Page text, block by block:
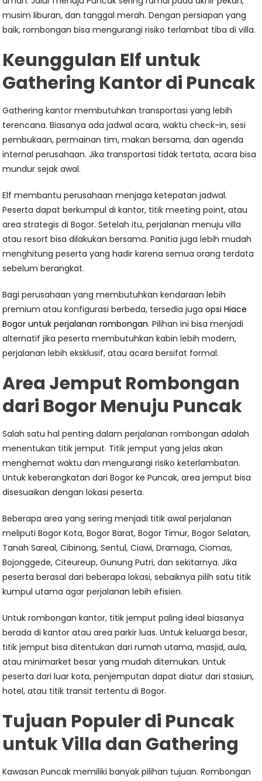
musim liburan, dan tanggal merah. Dengan persiapan yang
baik, rombongan bisa mengurangi risiko terlambat tiba di villa.
Keunggulan Elf untuk
Gathering Kantor di Puncak
Gathering kantor membutuhkan transportasi yang lebih
terencana. Biasanya ada jadwal acara, waktu check-in, sesi
pembukaan, permainan tim, makan bersama, dan agenda
internal perusahaan. Jika transportasi tidak tertata, acara bisa
mundur sejak awal.
Elf membantu perusahaan menjaga ketepatan jadwal.
Peserta dapat berkumpul di kantor, titik meeting point, atau
area strategis di Bogor. Setelah itu, perjalanan menuju villa
atau resort bisa dilakukan bersama. Panitia juga lebih mudah
menghitung peserta yang hadir karena semua orang terdata
sebelum berangkat.
Bagi perusahaan yang membutuhkan kendaraan lebih
premium atau konfigurasi berbeda, tersedia jugaopsi Hiace
Bogor untuk perjalanan rombongan. Pilihan ini bisa menjadi
alternatif jika peserta membutuhkan kabin lebih modern,
perjalanan lebih eksklusif, atau acara bersifat formal.
Area Jemput Rombongan
dari Bogor Menuju Puncak
Salah satu hal penting dalam perjalanan rombongan adalah
menentukan titik jemput. Titik jemput yang jelas akan
menghemat waktu dan mengurangi risiko keterlambatan.
Untuk keberangkatan dari Bogor ke Puncak, area jemput bisa
disesuaikan dengan lokasi peserta.
Beberapa area yang sering menjadi titik awal perjalanan
meliputi Bogor Kota, Bogor Barat, Bogor Timur, Bogor Selatan,
Tanah Sareal, Cibinong, Sentul, Ciawi, Dramaga, Ciomas,
Bojonggede, Citeureup, Gunung Putri, dan sekitarnya. Jika
peserta berasal dari beberapa lokasi, sebaiknya pilih satu titik
kumpul utama agar perjalanan lebih efisien.
Untuk rombongan kantor, titik jemput paling ideal biasanya
berada di kantor atau area parkir luas. Untuk keluarga besar,
titik jemput bisa ditentukan dari rumah utama, masjid, aula,
atau minimarket besar yang mudah ditemukan. Untuk
peserta dari luar kota, penjemputan dapat diatur dari stasiun,
hotel, atau titik transit tertentu di Bogor.
Tujuan Populer di Puncak
untuk Villa dan Gathering
Kawasan Puncak memiliki banyak pilihan tujuan. Rombongan